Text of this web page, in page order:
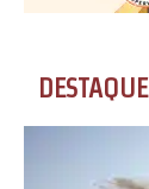
DESTAQUE